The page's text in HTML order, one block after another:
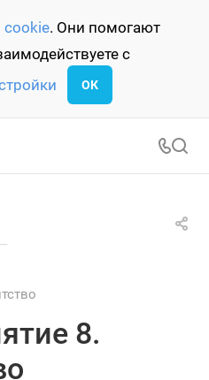
cookie. Они помогают
с
ОК
8.